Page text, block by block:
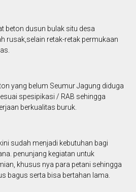
beton dusun bulak situ desa
rusak,selain retak-retak permukaan
yang belum Seumur Jagung diduga
spesipikasi / RAB sehingga
berkualitas buruk.
sudah menjadi kebutuhan bagi
penunjang kegiatan untuk
khusus nya para petani sehingga
bagus serta bisa bertahan lama.